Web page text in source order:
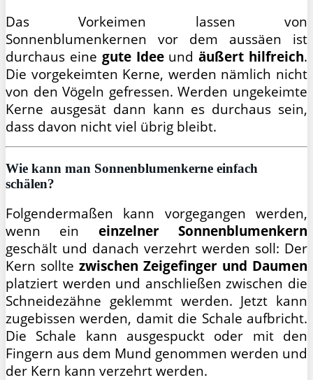
Das Vorkeimen lassen von
Sonnenblumenkernen vor dem aussäen ist
durchaus eine gute Ideeundäußert hilfreich.
Die vorgekeimten Kerne, werden nämlich nicht
von den Vögeln gefressen. Werden ungekeimte
Kerne ausgesät dann kann es durchaus sein,
dass davon nicht viel übrig bleibt.
Wie kann man Sonnenblumenkerne einfach
schälen?
Folgendermaßen kann vorgegangen werden,
wenn ein einzelner Sonnenblumenkern
geschält und danach verzehrt werden soll: Der
Kern sollte zwischen Zeigefinger und Daumen
platziert werden und anschließen zwischen die
Schneidezähne geklemmt werden. Jetzt kann
zugebissen werden, damit die Schale aufbricht.
Die Schale kann ausgespuckt oder mit den
Fingern aus dem Mund genommen werden und
der Kern kann verzehrt werden.